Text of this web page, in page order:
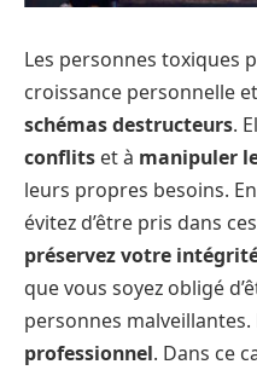
Les personnes toxiques
croissance personnelle
schémas destructeurs.
conflits et à manipuler
leurs propres besoins.
évitez d’être pris dans
préservez votre
que vous soyez obligé
personnes
professionnel. Dans ce